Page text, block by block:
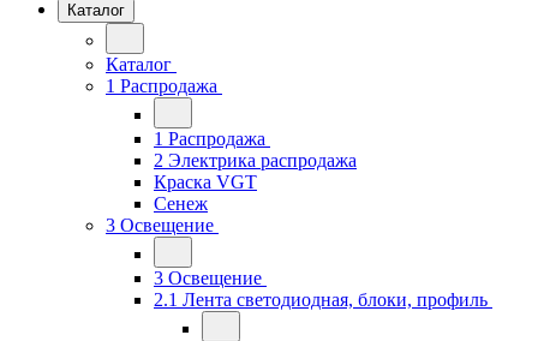
Каталог
Каталог
1 Распродажа
1 Распродажа
2 Электрика распродажа
Краска VGT
Сенеж
3 Освещение
3 Освещение
2.1 Лента светодиодная, блоки, профиль